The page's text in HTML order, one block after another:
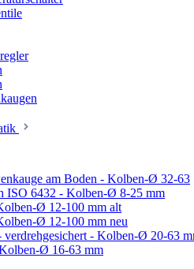
am Boden - Kolben-Ø 32-63
ISO 6432 - Kolben-Ø 8-25 mm
Ø 12-100 mm alt
Ø 12-100 mm neu
- Kolben-Ø 20-63
Ø 16-63 mm